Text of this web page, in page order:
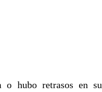
o hubo retrasos en su